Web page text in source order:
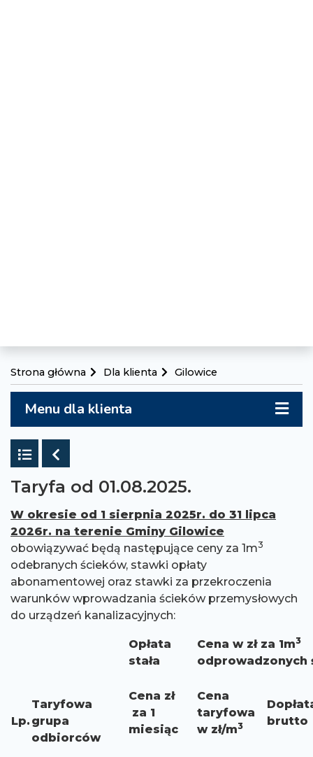
Strona główna Dla klienta Gilowice
Menu dla klienta
Powrót do listy
Taryfa od 01.08.2025.
W okresie od 1 sierpnia 2025r. do 31 lipca
2026r. na terenie Gminy Gilowice
obowiązywać będą następujące ceny za 1m3
odebranych ścieków, stawki opłaty
abonamentowej oraz stawki za przekroczenia
warunków wprowadzania ścieków przemysłowych
do urządzeń kanalizacyjnych:
Lp.
Taryfowa
grupa
odbiorców
Opłata
stała
Cena w zł za 1m3
odprowadzonych
Cena zł
za 1
miesiąc
Cena
taryfowa
w zł/m3
brutto